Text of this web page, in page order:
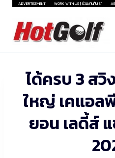
Skip
content
ADVERTISEMENT WORK WITH US | ร่วมงานกับเรา
ได้ครบ 3 สวิ
ใหญ่ เคแอล
ยอน เลดี้ส์